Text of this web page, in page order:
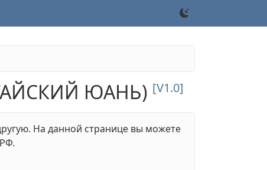
ЮАНЬ) [V1.0]
На данной странице вы можете